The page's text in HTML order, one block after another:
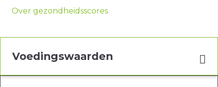
Over gezondheidsscores
Voedingswaarden